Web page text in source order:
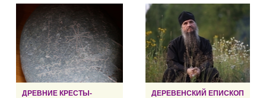
ДРЕВНИЕ КРЕСТЫ-
ДЕРЕВЕНСКИЙ ЕПИСКОП